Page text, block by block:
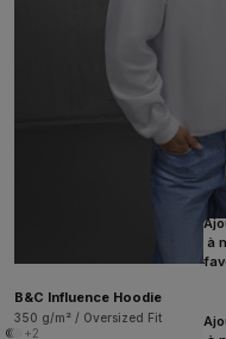
à
B&C Influence Hoodie
350 g/m² / Oversized Fit
+2